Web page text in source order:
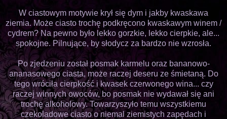
W ciastowym motywie krył się dym i jakby kwaskawa
ziemia. Może ciasto trochę podkręcono kwaskawym winem /
cydrem? Na pewno było lekko gorzkie, lekko cierpkie, ale...
spokojne. Pilnujące, by słodycz za bardzo nie wzrosła.
Po zjedzeniu został posmak karmelu oraz bananowo-
ananasowego ciasta, może raczej deseru ze śmietaną. Do
tego wróciła cierpkość i kwasek czerwonego wina... czy
raczej winnych owoców, bo posmak nie wydawał się ani
trochę alkoholowy. Towarzyszyło temu wszystkiemu
czekoladowe ciasto o niemal ziemistych zapędach i